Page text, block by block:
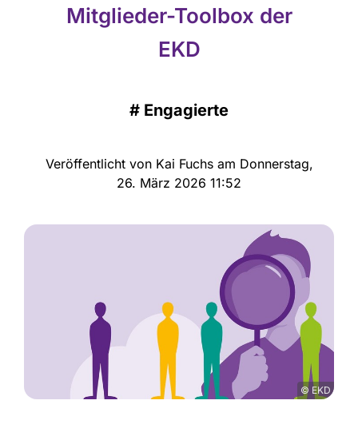
Mitglieder-Toolbox der
EKD
# Engagierte
Veröffentlicht von Kai Fuchs am Donnerstag,
26. März 2026 11:52
© EKD